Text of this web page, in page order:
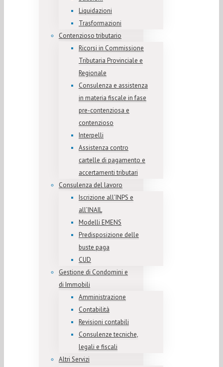
Liquidazioni
Trasformazioni
Contenzioso tributario
Ricorsi in Commissione
Tributaria Provinciale e
Regionale
Consulenza e assistenza
in materia fiscale in fase
pre-contenziosa e
contenzioso
Interpelli
Assistenza contro
cartelle di pagamento e
accertamenti tributari
Consulenza del lavoro
Iscrizione all’INPS e
all’INAIL
Modelli EMENS
Predisposizione delle
buste paga
CUD
Gestione di Condomini e
di Immobili
Amministrazione
Contabilità
Revisioni contabili
Consulenze tecniche,
legali e fiscali
Altri Servizi